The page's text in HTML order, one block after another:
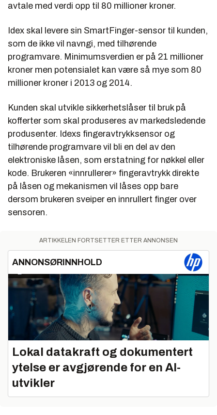
avtale med verdi opp til 80 millioner kroner.
Idex skal levere sin SmartFinger-sensor til kunden,
som de ikke vil navngi, med tilhørende
programvare. Minimumsverdien er på 21 millioner
kroner men potensialet kan være så mye som 80
millioner kroner i 2013 og 2014.
Kunden skal utvikle sikkerhetslåser til bruk på
kofferter som skal produseres av markedsledende
produsenter. Idexs fingeravtrykksensor og
tilhørende programvare vil bli en del av den
elektroniske låsen, som erstatning for nøkkel eller
kode. Brukeren «innrullerer» fingeravtrykk direkte
på låsen og mekanismen vil låses opp bare
dersom brukeren sveiper en innrullert finger over
sensoren.
ARTIKKELEN FORTSETTER ETTER ANNONSEN
ANNONSØRINNHOLD
Lokal datakraft og dokumentert
ytelse er avgjørende for en AI-
utvikler